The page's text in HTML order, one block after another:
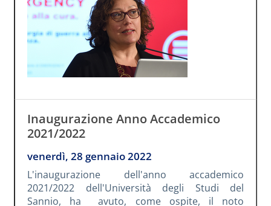
Inaugurazione Anno Accademico
2021/2022
venerdì, 28 gennaio 2022
L'inaugurazione dell'anno accademico
2021/2022 dell'Università degli Studi del
Sannio, ha avuto, come ospite, il noto